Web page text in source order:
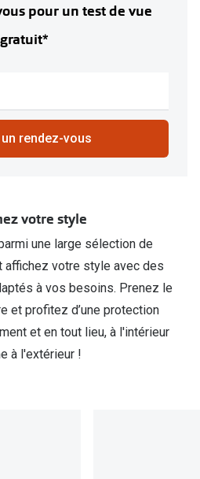
pour un test de vue
gratuit*
rendez-vous
votre style
une large sélection de
affichez votre style avec des
à vos besoins.​ Prenez le
et profitez d’une protection
et en tout lieu, à l'intérieur
à l'extérieur !